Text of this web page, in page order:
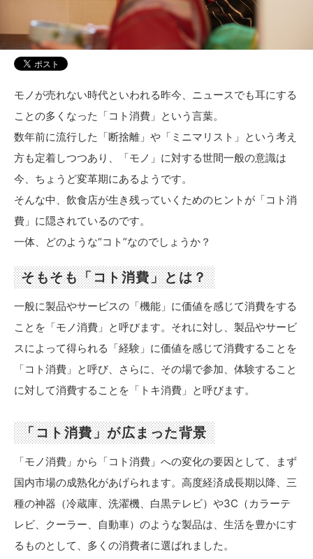
モノが売れない時代といわれる昨今、ニュースでも耳にする
ことの多くなった「コト消費」という言葉。
数年前に流行した「断捨離」や「ミニマリスト」という考え
方も定着しつつあり、「モノ」に対する世間一般の意識は
今、ちょうど変革期にあるようです。
そんな中、飲食店が生き残っていくためのヒントが「コト消
費」に隠されているのです。
一体、どのような“コト”なのでしょうか？
そもそも「コト消費」とは？
一般に製品やサービスの「機能」に価値を感じて消費をする
ことを「モノ消費」と呼びます。それに対し、製品やサービ
スによって得られる「経験」に価値を感じて消費することを
「コト消費」と呼び、さらに、その場で参加、体験すること
に対して消費することを「トキ消費」と呼びます。
「コト消費」が広まった背景
「モノ消費」から「コト消費」への変化の要因として、まず
国内市場の成熟化があげられます。高度経済成長期以降、三
種の神器（冷蔵庫、洗濯機、白黒テレビ）や3C（カラーテ
レビ、クーラー、自動車）のような製品は、生活を豊かにす
るものとして、多くの消費者に選ばれました。